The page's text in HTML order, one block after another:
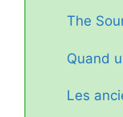
The
Quand
Les